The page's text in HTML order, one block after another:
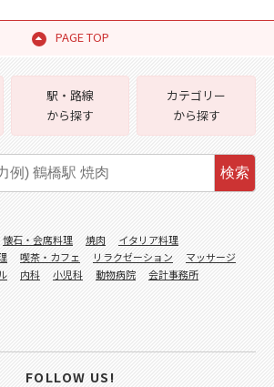
PAGE TOP
駅・路線
から探す
カテゴリー
から探す
検索
懐石・会席料理 焼肉
イタリア料理
喫茶・カフェ リラクゼーション
マッサージ
内科 小児科 動物病院
会計事務所
FOLLOW US!